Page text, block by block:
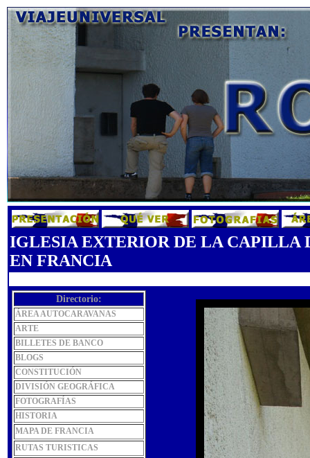
IGLESIA EXTERIOR DE LA CAPILLA
EN FRANCIA
Directorio:
ÁREA AUTOCARAVANAS
ARTE
BILLETES DE BANCO
BLOGS
CONSTITUCIÓN
DIVISIÓN GEOGRÁFICA
FOTOGRAFÍAS
HISTORIA
MAPA DE FRANCIA
RUTAS TURISTICAS